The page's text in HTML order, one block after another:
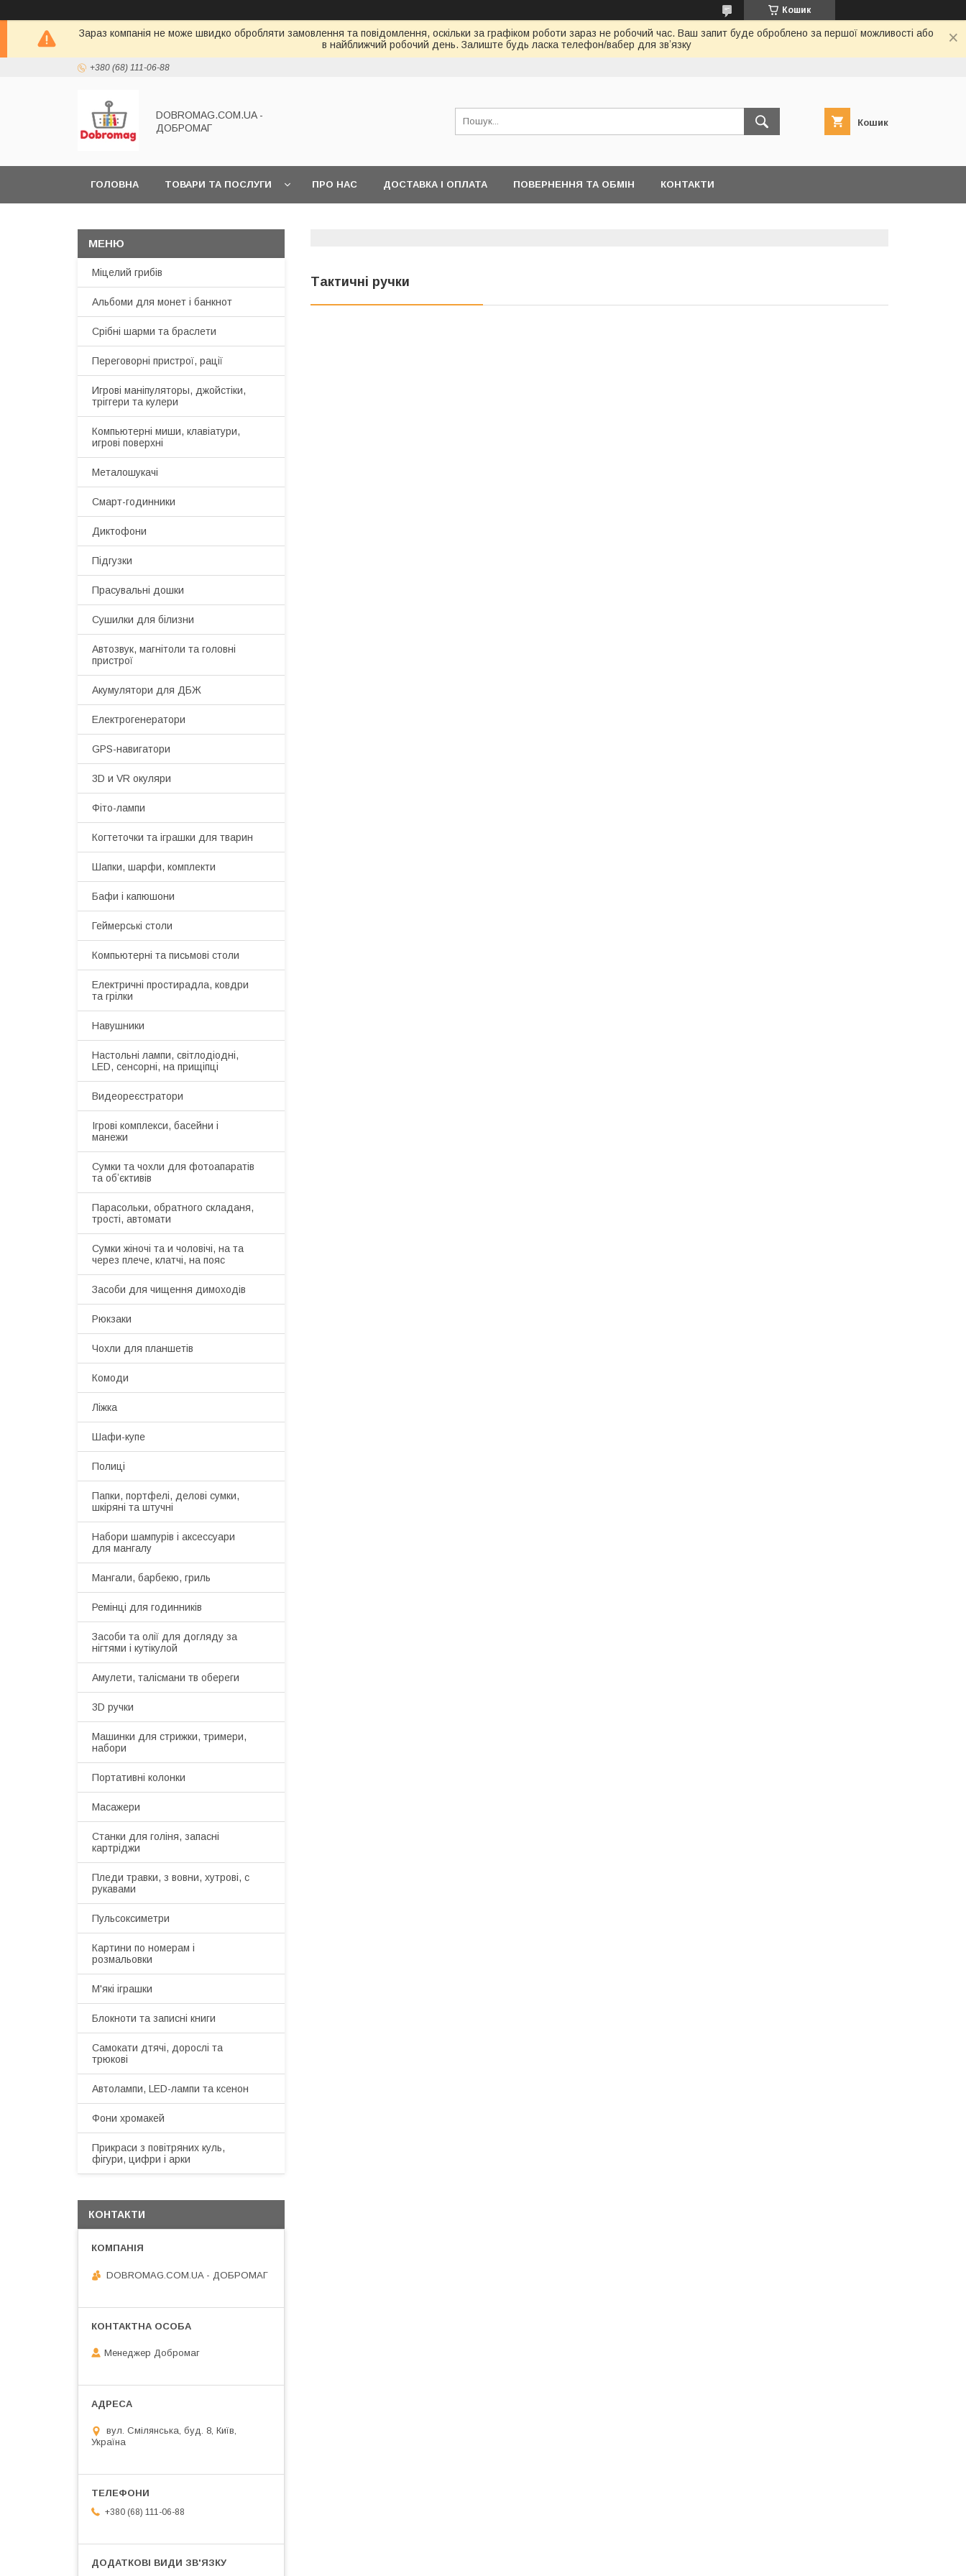
Кошик
Зараз компанія не може швидко обробляти замовлення та повідомлення, оскільки за графіком роботи зараз не робочий час. Ваш запит буде оброблено за першої можливості або
в найближчий робочий день. Залиште будь ласка телефон/вабер для звʼязку
+380 (68) 111-06-88
DOBROMAG.COM.UA -
ДОБРОМАГ
Кошик
ГОЛОВНА ТОВАРИ ТА ПОСЛУГИ ПРО НАС ДОСТАВКА І ОПЛАТА ПОВЕРНЕННЯ ТА ОБМІН КОНТАКТИ
Тактичні ручки
Міцелий грибів
Альбоми для монет і банкнот
Срібні шарми та браслети
Переговорні пристрої, рації
Игрові маніпуляторы, джойстіки,
тріггери та кулери
Компьютерні миши, клавіатури,
игрові поверхні
Металошукачі
Смарт-годинники
Диктофони
Підгузки
Прасувальні дошки
Сушилки для білизни
Автозвук, магнітоли та головні
пристрої
Акумулятори для ДБЖ
Електрогенератори
GPS-навигатори
3D и VR окуляри
Фіто-лампи
Когтеточки та іграшки для тварин
Шапки, шарфи, комплекти
Бафи і капюшони
Геймерські столи
Компьютерні та письмові столи
Електричні простирадла, ковдри
та грілки
Навушники
Настольні лампи, світлодіодні,
LED, сенсорні, на прищіпці
Видеореєстратори
Ігрові комплекси, басейни і
манежи
Сумки та чохли для фотоапаратів
та обʼєктивів
Парасольки, обратного складаня,
трості, автомати
Сумки жіночі та и чоловічі, на та
через плече, клатчі, на пояс
Засоби для чищення димоходів
Рюкзаки
Чохли для планшетів
Комоди
Ліжка
Шафи-купе
Полиці
Папки, портфелі, делові сумки,
шкіряні та штучні
Набори шампурів і аксессуари
для мангалу
Мангали, барбекю, гриль
Ремінці для годинників
Засоби та олії для догляду за
нігтями і кутікулой
Амулети, талісмани тв обереги
3D ручки
Машинки для стрижки, тримери,
набори
Портативні колонки
Масажери
Станки для голіня, запасні
картріджи
Пледи травки, з вовни, хутрові, с
рукавами
Пульсоксиметри
Картини по номерам і
розмальовки
М'які іграшки
Блокноти та записні книги
Самокати дтячі, дорослі та
трюкові
Автолампи, LED-лампи та ксенон
Фони хромакей
Прикраси з повітряних куль,
фігури, цифри і арки
КОНТАКТИ
DOBROMAG.COM.UA - ДОБРОМАГ
Менеджер Добромаг
вул. Смілянська, буд. 8, Київ,
Україна
+380 (68) 111-06-88